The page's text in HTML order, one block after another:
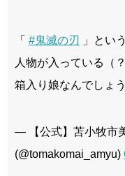
「 #鬼滅の刃
」とい
人物が入っている（
箱入り娘なんでしょ
— 【公式】苫小牧市
(@tomakomai_amyu)